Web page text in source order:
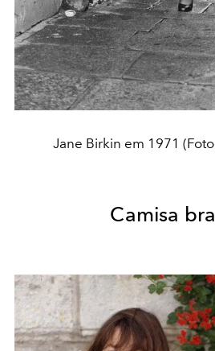
Jane Birkin em 1971
Camisa